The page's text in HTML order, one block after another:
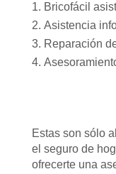
Bricofácil
Asistencia
Reparación
Estas son sólo
el seguro de
ofrecerte una